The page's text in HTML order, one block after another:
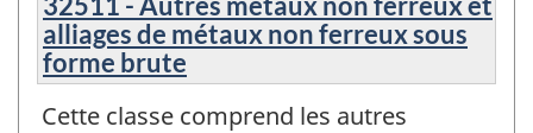
alliages de métaux non ferreux sous
forme brute
Cette classe comprend les autres